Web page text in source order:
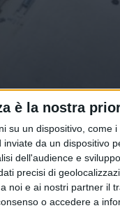
è la nostra
su un dispositivo, come
da un dispositivo
dell'audience e
precisi di
noi e ai nostri partner il
o accedere a
per